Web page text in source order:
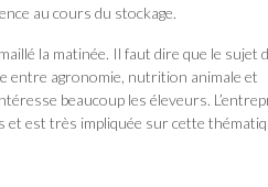
au cours du stockage.
la matinée. Il faut dire que le sujet
entre agronomie, nutrition animale et
beaucoup les éleveurs.
et est très impliquée sur cette